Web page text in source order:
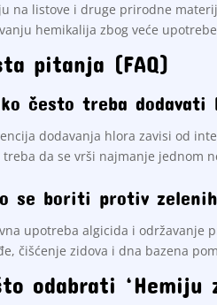
na listove i druge prirodne
hemikalija zbog veće
pitanja (FAQ)
često treba dodavati
dodavanja hlora zavisi od
treba da se vrši najmanje jednom
se boriti protiv
upotreba algicida i održavanje
čišćenje zidova i dna bazena
odabrati ‘Hemiju